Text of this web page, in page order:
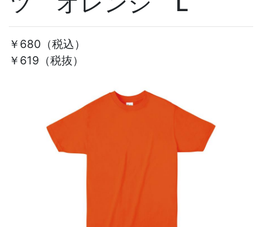
￥680 （税込）
￥619（税抜）